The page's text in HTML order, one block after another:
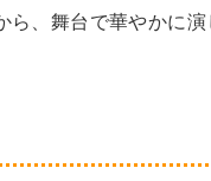
ら、舞台で華やかに